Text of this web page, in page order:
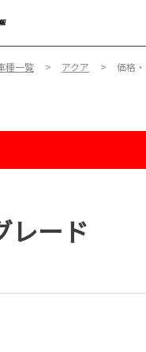
種一覧 アクア 価格
レード